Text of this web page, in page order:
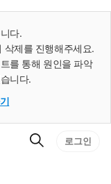
다.
삭제를 진행해주세요.
를 통해 원인을 파악
니다.
검
로그인